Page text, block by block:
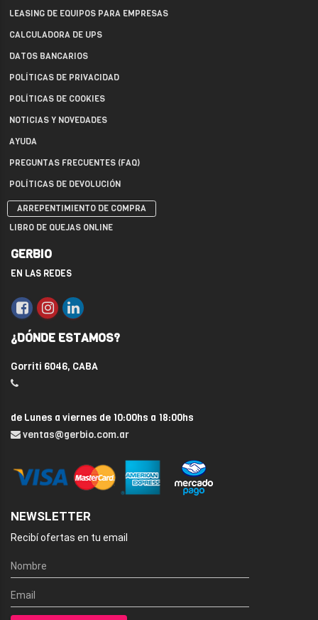
LEASING DE EQUIPOS PARA EMPRESAS
CALCULADORA DE UPS
DATOS BANCARIOS
POLÍTICAS DE PRIVACIDAD
POLÍTICAS DE COOKIES
NOTICIAS Y NOVEDADES
AYUDA
PREGUNTAS FRECUENTES (FAQ)
POLÍTICAS DE DEVOLUCIÓN
ARREPENTIMIENTO DE COMPRA
LIBRO DE QUEJAS ONLINE
GERBIO
EN LAS REDES
¿DÓNDE ESTAMOS?
Gorriti 6046, CABA
de Lunes a viernes de 10:00hs a 18:00hs
ventas@gerbio.com.ar
NEWSLETTER
Recibí ofertas en tu email